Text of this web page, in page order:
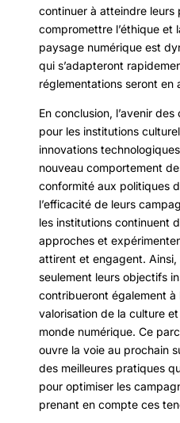
continuer à atteindre leurs
compromettre l’éthique et
paysage numérique est
qui s’adapteront
réglementations seront en
En conclusion, l’avenir
pour les institutions
innovations
nouveau comportement
conformité aux politiques
l’efficacité de leurs
les institutions continuent
approches et
attirent et engagent.
seulement leurs objectifs
contribueront également à
valorisation de la culture
monde numérique. Ce
ouvre la voie au prochain
des meilleures pratiques
pour optimiser les
prenant en compte ces